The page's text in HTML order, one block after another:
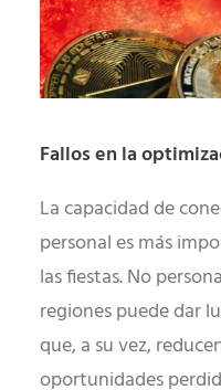
Fallos en la
La capacidad de
personal es más
las fiestas. No
regiones puede dar
que, a su vez,
oportunidades